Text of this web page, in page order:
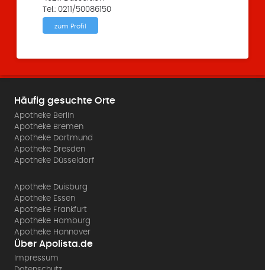
Tel.: 0211/50086150
zum Profil
Häufig gesuchte Orte
Apotheke Berlin
Apotheke Bremen
Apotheke Dortmund
Apotheke Dresden
Apotheke Düsseldorf
Apotheke Duisburg
Apotheke Essen
Apotheke Frankfurt
Apotheke Hamburg
Apotheke Hannover
Über Apolista.de
Impressum